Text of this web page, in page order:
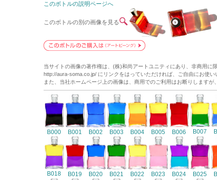
このボトルの説明ページへ
このボトルの別の画像を見る
当サイトの画像の著作権は、(株)和尚アートユニティにあり、非商用
http://aura-soma.co.jp/ にリンクをはっていただければ、ご自由にお使い
また、当社ホームページ上の画像は、商用でのご利用はお断りします
B000 B001 B002 B003 B004 B005 B006 B007
B018 B019 B020 B021 B022 B023 B024 B025